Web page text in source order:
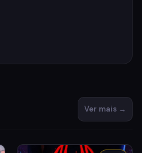
Ver mais →